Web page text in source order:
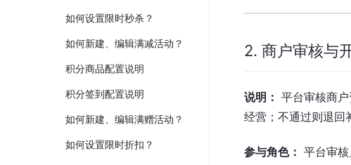
如何设置限时秒杀？
如何新建、编辑满减活动？
积分商品配置说明
积分签到配置说明
如何新建、编辑满赠活动？
如何设置限时折扣？
2. 商户审核与
说明： 平台审核商
经营；不通过则退回
参与角色： 平台审